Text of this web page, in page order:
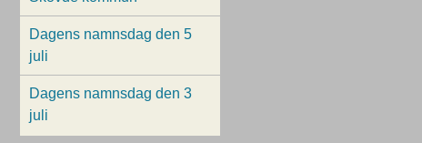
Dagens namnsdag den 5
juli
Dagens namnsdag den 3
juli